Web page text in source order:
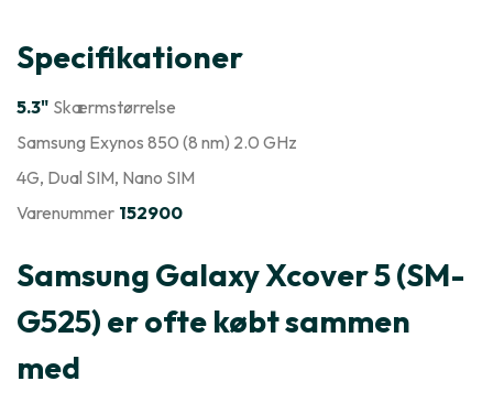
Specifikationer
5.3" Skærmstørrelse
Samsung Exynos 850 (8 nm) 2.0 GHz
4G, Dual SIM, Nano SIM
Varenummer 152900
Samsung Galaxy Xcover 5 (SM-
G525) er ofte købt sammen
med